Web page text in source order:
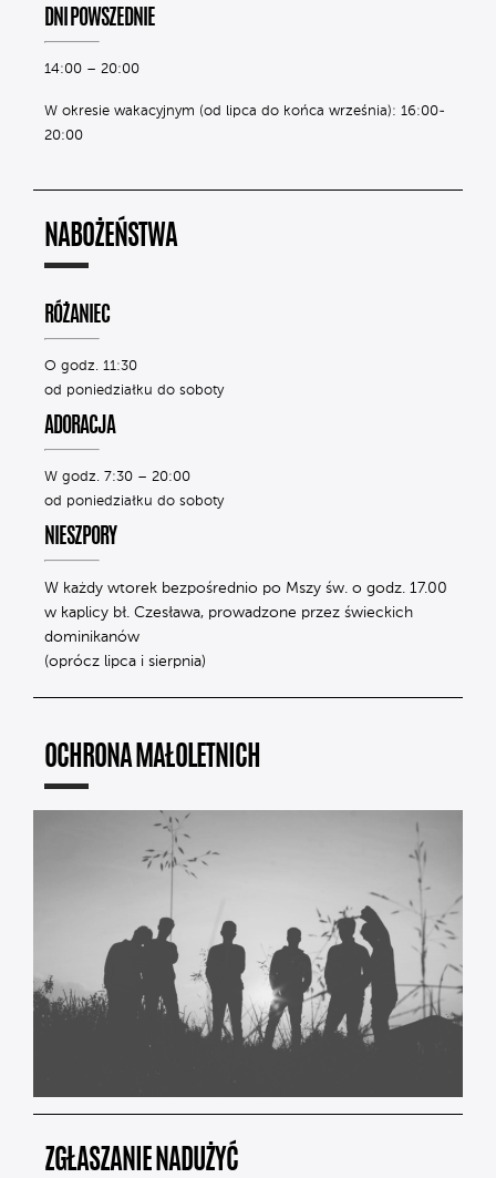
DNI POWSZEDNIE
14:00 – 20:00
W okresie wakacyjnym (od lipca do końca września): 16:00-
20:00
NABOŻEŃSTWA
RÓŻANIEC
O godz. 11:30
od poniedziałku do soboty
ADORACJA
W godz. 7:30 – 20:00
od poniedziałku do soboty
NIESZPORY
W każdy wtorek bezpośrednio po Mszy św. o godz. 17.00
w kaplicy bł. Czesława, prowadzone przez świeckich
dominikanów
(oprócz lipca i sierpnia)
OCHRONA MAŁOLETNICH
ZGŁASZANIE NADUŻYĆ